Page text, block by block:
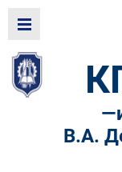
—
В.А.